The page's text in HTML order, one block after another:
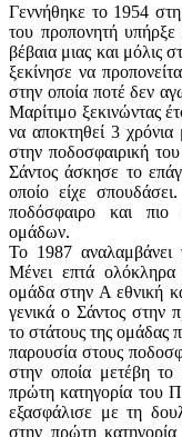
Γεννήθηκε το 1954 στη
του προπονητή υπήρξε
βέβαια μιας και μόλις
ξεκίνησε να
στην οποία ποτέ δεν
Μαρίτιμο ξεκινώντας
να αποκτηθεί 3
στην ποδοσφαιρική
Σάντος άσκησε το
οποίο είχε
ποδόσφαιρο και πιο
ομάδων.
Το 1987 αναλαμβάνει
Μένει επτά ολόκληρα
ομάδα στην Α εθνική
γενικά ο Σάντος στην
το στάτους της ομάδας
παρουσία στους
στην οποία μετέβη
πρώτη κατηγορία του
εξασφάλισε με τη
στην πρώτη